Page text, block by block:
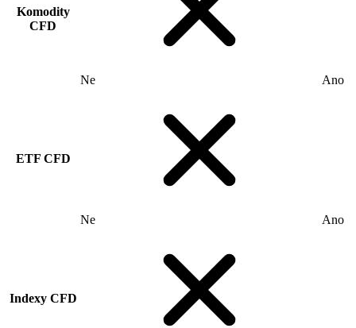
Komodity
CFD
Ne Ano
ETF CFD
Ne Ano
Indexy CFD